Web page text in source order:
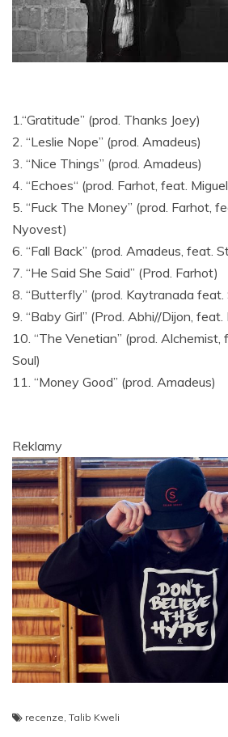
1.“Gratitude” (prod. Thanks Joey)
2. “Leslie Nope” (prod. Amadeus)
3. “Nice Things” (prod. Amadeus)
4. “Echoes“ (prod. Farhot, feat.
5. “Fuck The Money” (prod. Farhot,
Nyovest)
6. “Fall Back” (prod. Amadeus, feat.
7. “He Said She Said” (Prod. Farhot)
8. “Butterfly” (prod. Kaytranada feat.
9. “Baby Girl” (Prod. Abhi//Dijon, feat.
10. “The Venetian” (prod.
Soul)
11. “Money Good” (prod. Amadeus)
Reklamy
recenze Talib Kweli